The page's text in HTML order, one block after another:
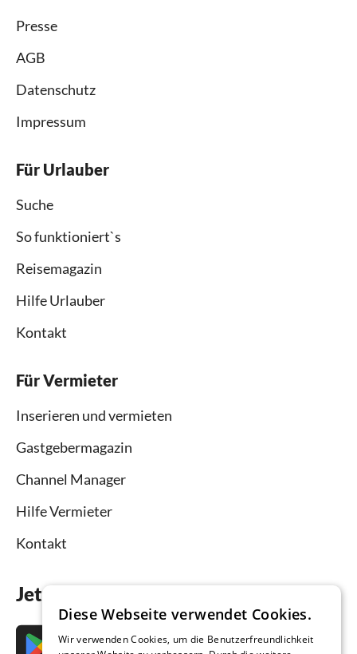
Presse
AGB
Datenschutz
Impressum
Für Urlauber
Suche
So funktioniert`s
Reisemagazin
Hilfe Urlauber
Kontakt
Für Vermieter
Inserieren und vermieten
Gastgebermagazin
Channel Manager
Hilfe Vermieter
Kontakt
Jetzt die App downloaden
Diese Webseite verwendet Cookies.
Wir verwenden Cookies, um die Benutzerfreundlichkeit